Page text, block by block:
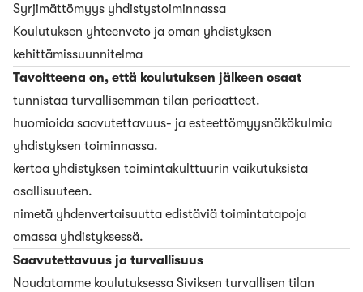
Syrjimättömyys yhdistystoiminnassa
Koulutuksen yhteenveto ja oman yhdistyksen
kehittämissuunnitelma
Tavoitteena on, että koulutuksen jälkeen osaat
tunnistaa turvallisemman tilan periaatteet.
huomioida saavutettavuus- ja esteettömyysnäkökulmia
yhdistyksen toiminnassa.
kertoa yhdistyksen toimintakulttuurin vaikutuksista
osallisuuteen.
nimetä yhdenvertaisuutta edistäviä toimintatapoja
omassa yhdistyksessä.
Saavutettavuus ja turvallisuus
Noudatamme koulutuksessa Siviksen turvallisen tilan